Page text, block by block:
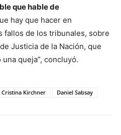
que hable de
hay que hacer en
fallos de los tribunales, sobre
Justicia de la Nación, que
queja”, concluyó.
Cristina Kirchner Daniel Sabsay